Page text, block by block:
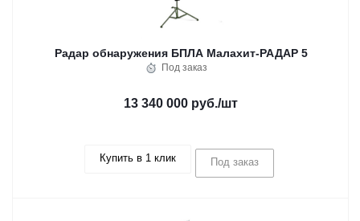
Радар обнаружения БПЛА Малахит-РАДАР 5
Под заказ
13 340 000 руб./шт
Купить в 1 клик Под заказ